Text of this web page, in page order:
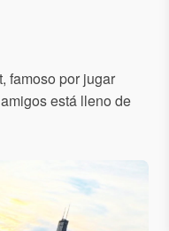
famoso por jugar
está lleno de